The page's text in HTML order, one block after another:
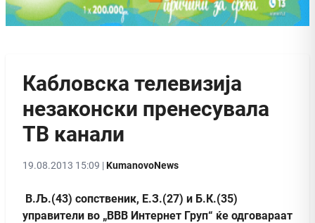
Кабловска телевизија
незаконски пренесувала
ТВ канали
19.08.2013 15:09 |KumanovoNews
В.Љ.(43) сопственик, Е.З.(27) и Б.К.(35)
управители во „ВВВ Интернет Груп“ ќе одговараат